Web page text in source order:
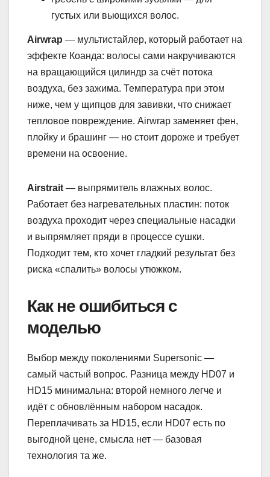
густых или вьющихся волос.
Airwrap — мультистайлер, который работает на
эффекте Коанда: волосы сами накручиваются
на вращающийся цилиндр за счёт потока
воздуха, без зажима. Температура при этом
ниже, чем у щипцов для завивки, что снижает
тепловое повреждение. Airwrap заменяет фен,
плойку и брашинг — но стоит дороже и требует
времени на освоение.
Airstrait — выпрямитель влажных волос.
Работает без нагревательных пластин: поток
воздуха проходит через специальные насадки
и выпрямляет пряди в процессе сушки.
Подходит тем, кто хочет гладкий результат без
риска «спалить» волосы утюжком.
Как не ошибиться с
моделью
Выбор между поколениями Supersonic —
самый частый вопрос. Разница между HD07 и
HD15 минимальна: второй немного легче и
идёт с обновлённым набором насадок.
Переплачивать за HD15, если HD07 есть по
выгодной цене, смысла нет — базовая
технология та же.